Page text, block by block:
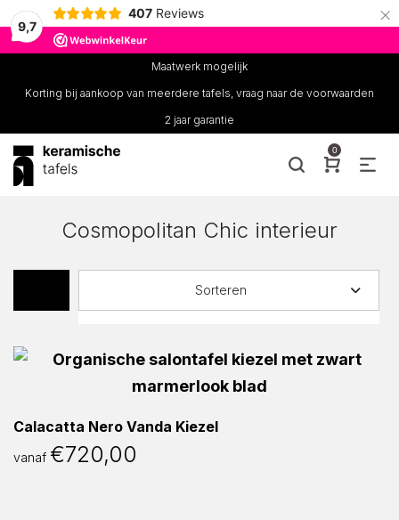
9,7
407 Reviews ×
Maatwerk mogelijk
Korting bij aankoop van meerdere tafels, vraag naar de voorwaarden
2 jaar garantie
0
Cosmopolitan Chic interieur
Sorteren
Calacatta Nero Vanda Kiezel
vanaf €720,00